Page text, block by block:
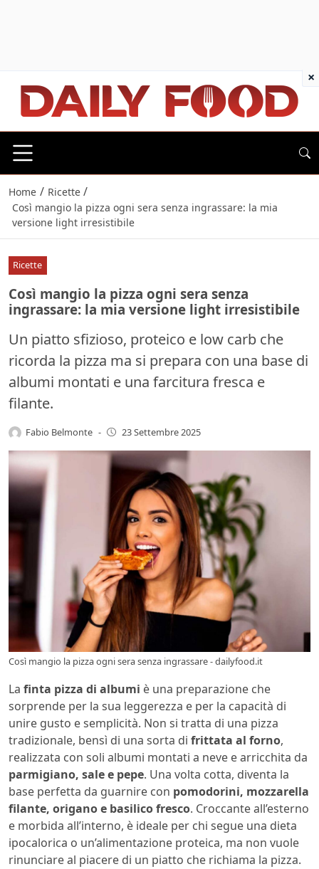
Home / Ricette /
Così mangio la pizza ogni sera senza ingrassare: la mia
versione light irresistibile
Ricette
Così mangio la pizza ogni sera senza
ingrassare: la mia versione light irresistibile
Un piatto sfizioso, proteico e low carb che
ricorda la pizza ma si prepara con una base di
albumi montati e una farcitura fresca e
filante.
Fabio Belmonte - 23 Settembre 2025
Così mangio la pizza ogni sera senza ingrassare - dailyfood.it
La finta pizza di albumi è una preparazione che
sorprende per la sua leggerezza e per la capacità di
unire gusto e semplicità. Non si tratta di una pizza
tradizionale, bensì di una sorta di frittata al forno,
realizzata con soli albumi montati a neve e arricchita da
parmigiano, sale e pepe. Una volta cotta, diventa la
base perfetta da guarnire con pomodorini, mozzarella
filante, origano e basilico fresco. Croccante all’esterno
e morbida all’interno, è ideale per chi segue una dieta
ipocalorica o un’alimentazione proteica, ma non vuole
rinunciare al piacere di un piatto che richiama la pizza.
×